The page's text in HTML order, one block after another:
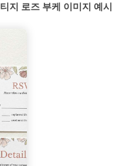
지 로즈 부케 이미지 예시